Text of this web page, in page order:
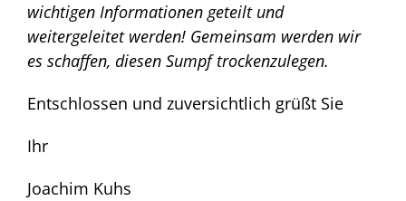
wichtigen Informationen geteilt und
weitergeleitet werden! Gemeinsam werden wir
es schaffen, diesen Sumpf trockenzulegen.
Entschlossen und zuversichtlich grüßt Sie
Ihr
Joachim Kuhs